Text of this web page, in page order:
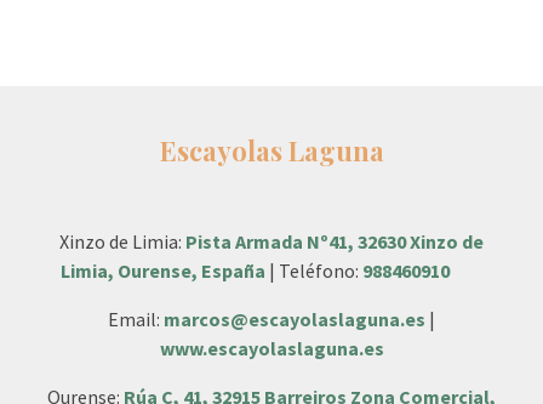
Escayolas Laguna
Xinzo de Limia: Pista Armada Nº41, 32630 Xinzo de
Limia, Ourense, España | Teléfono: 988460910
Email: marcos@escayolaslaguna.es |
www.escayolaslaguna.es
Ourense: Rúa C, 41, 32915 Barreiros Zona Comercial,